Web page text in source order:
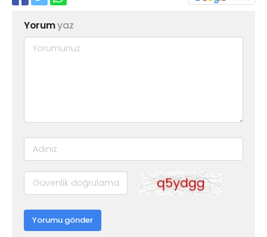
Yorumyaz
Yorumu gönder